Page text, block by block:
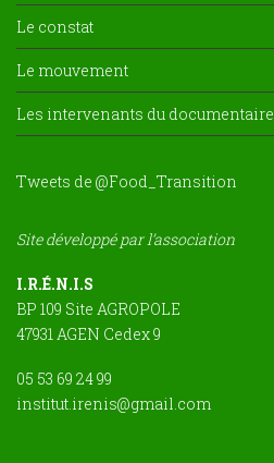
Le constat
Le mouvement
Les intervenants du documentaire
Tweets de @Food_Transition
Site développé par l’association
I.R.É.N.I.S
BP 109 Site AGROPOLE
47931 AGEN Cedex 9
05 53 69 24 99
institut.irenis@gmail.com